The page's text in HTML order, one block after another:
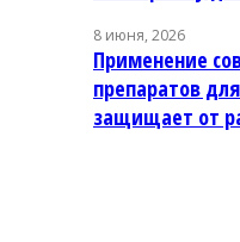
8 июня, 2026
Применение
препаратов
защищает от